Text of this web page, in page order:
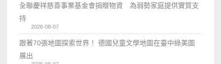
全聯慶祥慈善事業基金會捐贈物資 為弱勢家庭提供實質支
持
2026-08-07
跟著70張地圖探索世界！ 德國兒童文學地圖在臺中綠美圖
展出